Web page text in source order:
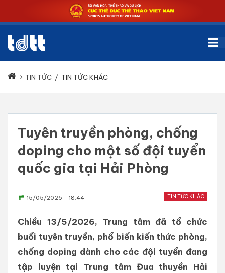
TIN TỨC / TIN TỨC KHÁC
Tuyên truyền phòng, chống
doping cho một số đội tuyển
quốc gia tại Hải Phòng
TIN TỨC KHÁC
15/05/2026 - 18:44
Chiều 13/5/2026, Trung tâm đã tổ chức
buổi tuyên truyền, phổ biến kiến thức phòng,
chống doping dành cho các đội tuyển đang
tập luyện tại Trung tâm Đua thuyền Hải